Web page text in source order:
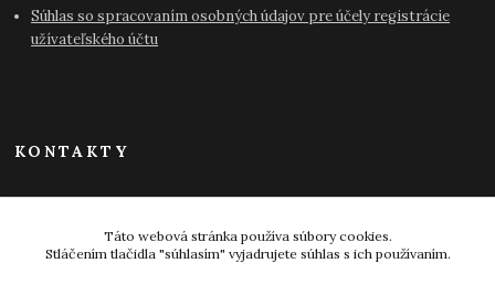
Súhlas so spracovaním osobných údajov pre účely registrácie
užívateľského účtu
KONTAKTY
Táto webová stránka používa súbory cookies.
Stláčením tlačidla "súhlasím" vyjadrujete súhlas s ich používaním.